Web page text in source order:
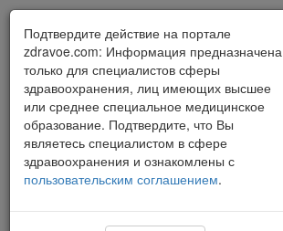
Подтвердите действие на портале
zdravoe.com: Информация предназначена
только для специалистов сферы
здравоохранения, лиц имеющих высшее
или среднее специальное медицинское
образование. Подтвердите, что Вы
являетесь специалистом в сфере
здравоохранения и ознакомлены с
пользовательским соглашением.